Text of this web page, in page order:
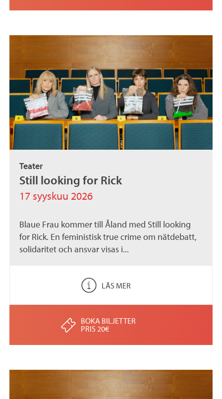
Teater
Still looking for Rick
17 syyskuu 2026
Blaue Frau kommer till Åland med Still looking
for Rick. En feministisk true crime om nätdebatt,
solidaritet och ansvar visas i...
LÄS MER
BOKA BILJETTER
PRIS 20€